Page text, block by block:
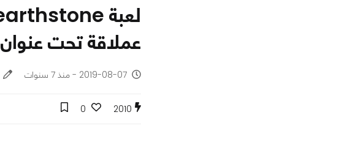
عملاقة تحت عنوان Saviors Of uldum تعرف على تفاصيلها الأن.
2019-08-07 - منذ 7 سنوات
2010
0